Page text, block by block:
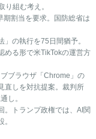
組む考え。
期割当を要求。国防総省は
」の執行を75日間猶予。
める形で米TikTokの運営方
ブラウザ「Chrome」の
直しを対抗提案。裁判所
し。
。トランプ政権では、AI関